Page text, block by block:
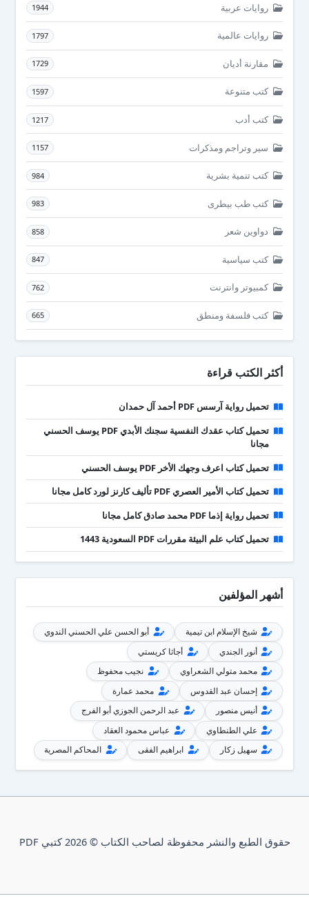
روايات عربية 1944
روايات عالمية 1797
مقارنة أديان 1729
كتب متنوعة 1597
كتب أدب 1217
سير وتراجم ومذكرات 1157
كتب تنمية بشرية 984
كتب طب بيطرى 983
دواوين شعر 858
كتب سياسية 847
كمبيوتر وانترنت 762
كتب فلسفة ومنطق 665
أكثر الكتب قراءة
تحميل رواية آرسس PDF أحمد آل حمدان
تحميل كتاب عقدك النفسية سجنك الأبدي PDF يوسف الحسني
مجانا
تحميل كتاب اعرف وجهك الأخر PDF يوسف الحسني
تحميل كتاب الأمير العصري PDF تأليف كارنز لورد كامل مجانا
تحميل رواية إذما PDF محمد صادق كامل مجانا
تحميل كتاب علم البيئة مقررات PDF السعودية 1443
أشهر المؤلفين
شيخ الإسلام ابن تيمية
أبو الحسن علي الحسني الندوي
أنور الجندي
أجاثا كريستي
محمد متولي الشعراوي
نجيب محفوظ
إحسان عبد القدوس
محمد عمارة
أنيس منصور
عبد الرحمن الجوزي أبو الفرج
علي الطنطاوي
عباس محمود العقاد
سهيل زكار
ابراهيم الفقى المحاكم المصرية
حقوق الطبع والنشر محفوظة لصاحب الكتاب © 2026 كتبي PDF